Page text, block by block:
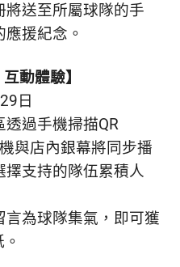
送至所屬球隊的手
援紀念。
動體驗】
日
過手機掃描QR
與店內銀幕將同步播
支持的隊伍累積人
為球隊集氣，即可獲